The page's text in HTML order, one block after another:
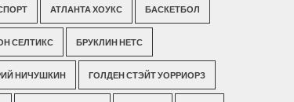
АТЛАНТА ХОУКС БАСКЕТБОЛ
СЕЛТИКС БРУКЛИН НЕТС
НИЧУШКИН ГОЛДЕН СТЭЙТ УОРРИОРЗ